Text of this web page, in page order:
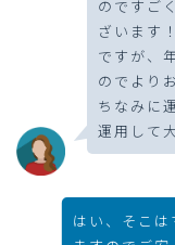
のですご
ざいます
ですが、
のでより
ちなみに
運用して
はい、そこ